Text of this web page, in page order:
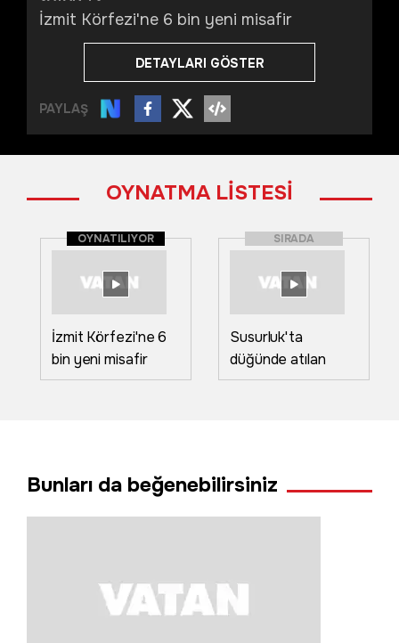
İzmit Körfezi'ne 6 bin yeni misafir
DETAYLARI GÖSTER
PAYLAŞ
OYNATMA LİSTESİ
OYNATILIYOR
İzmit Körfezi'ne 6
bin yeni misafir
SIRADA
Susurluk'ta
düğünde atılan
havai fişekler
Bunları da beğenebilirsiniz